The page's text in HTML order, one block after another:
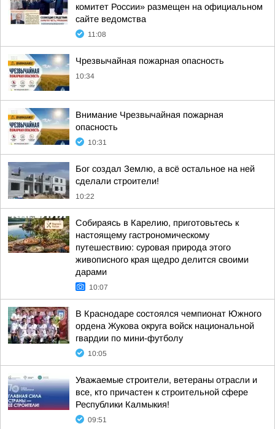
комитет России» размещен на официальном
сайте ведомства
11:08
Чрезвычайная пожарная опасность
10:34
Внимание Чрезвычайная пожарная
опасность
10:31
Бог создал Землю, а всё остальное на ней
сделали строители!
10:22
Собираясь в Карелию, приготовьтесь к
настоящему гастрономическому
путешествию: суровая природа этого
живописного края щедро делится своими
дарами
10:07
В Краснодаре состоялся чемпионат Южного
ордена Жукова округа войск национальной
гвардии по мини-футболу
10:05
Уважаемые строители, ветераны отрасли и
все, кто причастен к строительной сфере
Республики Калмыкия!
09:51